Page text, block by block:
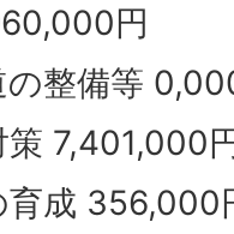
円
の整備等
策 7,401,000
育成 356,000